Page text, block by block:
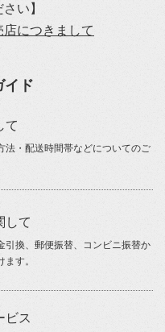
い】
につきまして
イド
て
法・配送時間帯などについてのご
して
引換、郵便振替、コンビニ振替か
ます。
ビス